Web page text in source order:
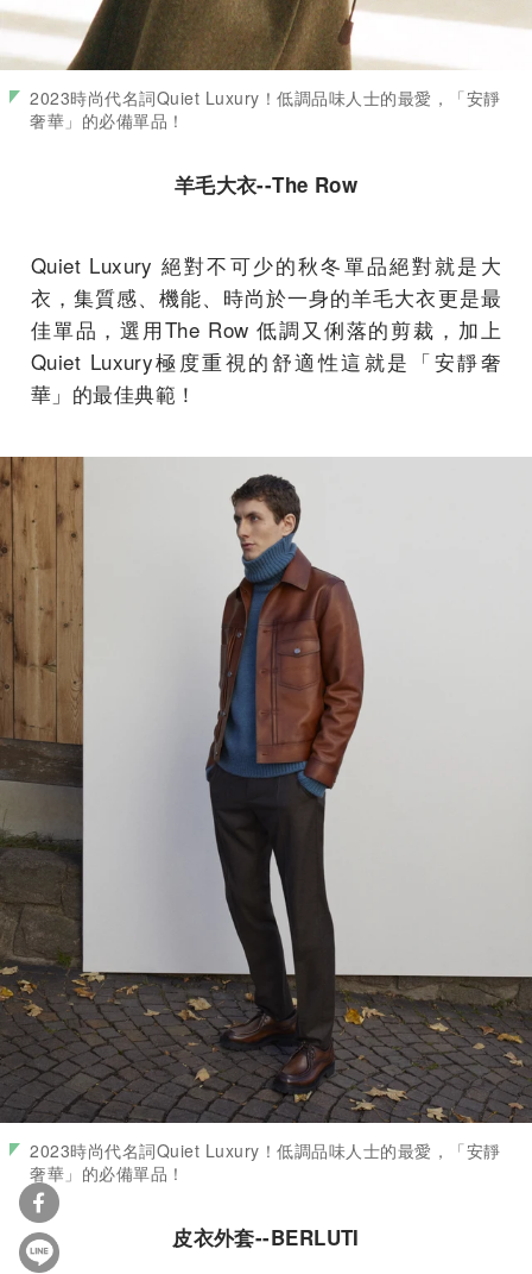
2023時尚代名詞Quiet Luxury！低調品味人士的最愛，「安靜
奢華」的必備單品！
羊毛大衣--The Row
Quiet Luxury 絕對不可少的秋冬單品絕對就是大
衣，集質感、機能、時尚於一身的羊毛大衣更是最
佳單品，選用The Row 低調又俐落的剪裁，加上
Quiet Luxury極度重視的舒適性這就是「安靜奢
華」的最佳典範！
2023時尚代名詞Quiet Luxury！低調品味人士的最愛，「安靜
奢華」的必備單品！
皮衣外套--BERLUTI